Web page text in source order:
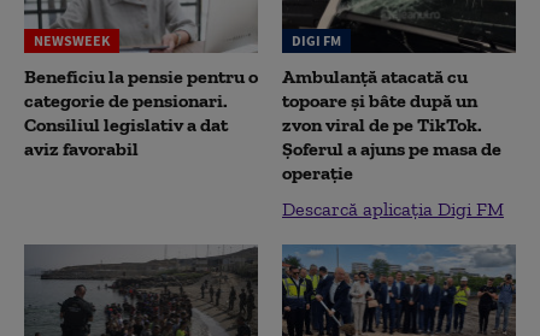
NEWSWEEK
Beneficiu la pensie pentru o
categorie de pensionari.
Consiliul legislativ a dat
aviz favorabil
DIGI FM
Ambulanță atacată cu
topoare și bâte după un
zvon viral de pe TikTok.
Șoferul a ajuns pe masa de
operație
Descarcă aplicația Digi FM